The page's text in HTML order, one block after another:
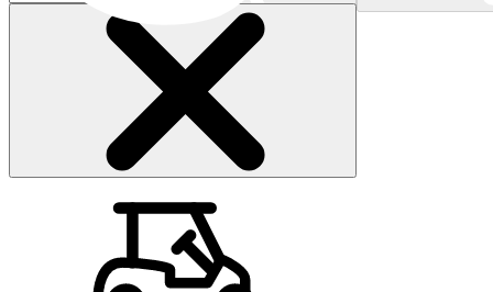
ショッピングカート 0)